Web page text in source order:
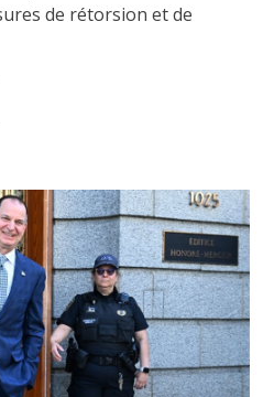
de rétorsion et de